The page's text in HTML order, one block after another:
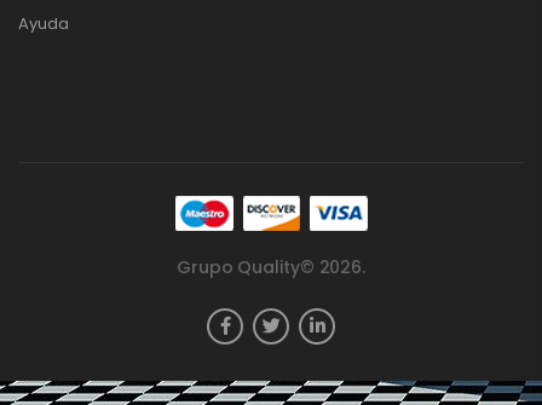
Ayuda
Grupo Quality© 2026.